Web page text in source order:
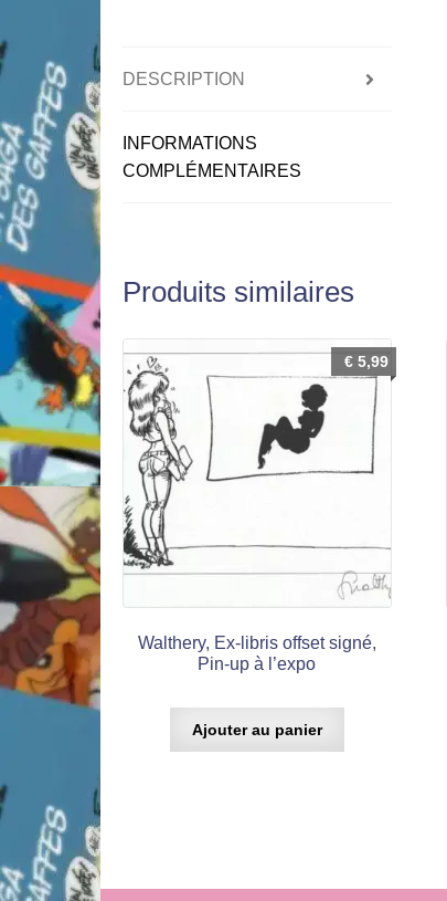
DESCRIPTION
INFORMATIONS
COMPLÉMENTAIRES
Produits similaires
Walthery, Ex-libris offset signé,
Pin-up à l’expo
€5,99
Ajouter au panier